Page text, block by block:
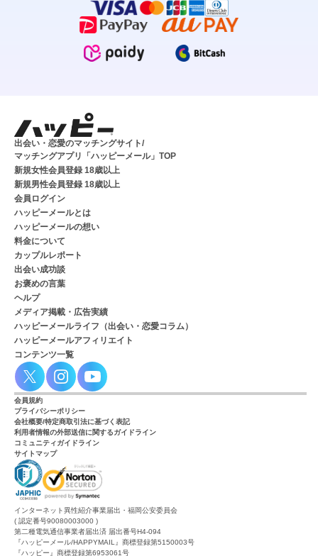
出会い・恋愛のマッチングサイト/
マッチングアプリ「ハッピーメール」TOP
新規女性会員登録 18歳以上
新規男性会員登録 18歳以上
会員ログイン
ハッピーメールとは
ハッピーメールの想い
料金について
カップルレポート
出会い成功談
お褒めの言葉
ヘルプ
メディア掲載・広告実績
ハッピーメールライフ（出会い・恋愛コラム）
ハッピーメールアフィリエイト
コンテンツ一覧
会員規約
プライバシーポリシー
会社概要/特定商取引法に基づく表記
利用者情報の外部送信に関するガイドライン
コミュニティガイドライン
サイトマップ
インターネット異性紹介事業届出・福岡公安委員会
( 認定番号90080003000 )
第二種電気通信事業者届出済 届出番号H4-094
『ハッピーメール/HAPPYMAIL』商標登録第5150003号
『ハッピー』商標登録第6953061号